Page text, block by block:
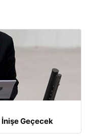
İnişe Geçecek